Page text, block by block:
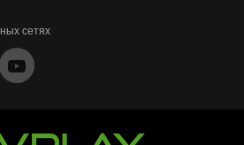
сетях